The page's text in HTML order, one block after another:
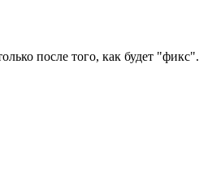
после того, как будет "фикс".